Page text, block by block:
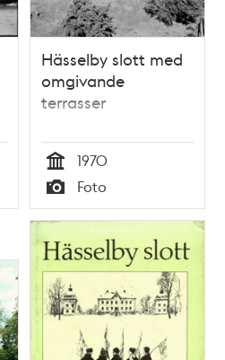
Hässelby slott med
omgivande
terrasser
Tid
1970
Typ
Foto